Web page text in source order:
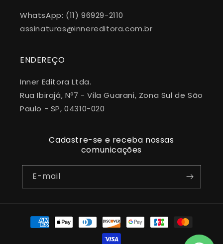
WhatsApp: (11) 96929-2110
assinaturas@innereditora.com.br
ENDEREÇO
Inner Editora Ltda.
Rua Ibirajá, Nº7 - Vila Guarani, Zona Sul de São
Paulo - SP, 04310-020
Cadastre-se e receba nossas
comunicações
E-mail
Formas